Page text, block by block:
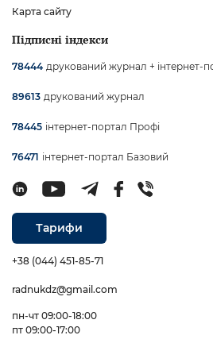
Карта сайту
Підписні індекси
78444 друкований журнал + інтернет-
89613 друкований журнал
78445 інтернет-портал Профі
76471 інтернет-портал Базовий
Тарифи
+38 (044) 451-85-71
radnukdz@gmail.com
пн-чт 09:00-18:00
пт 09:00-17:00